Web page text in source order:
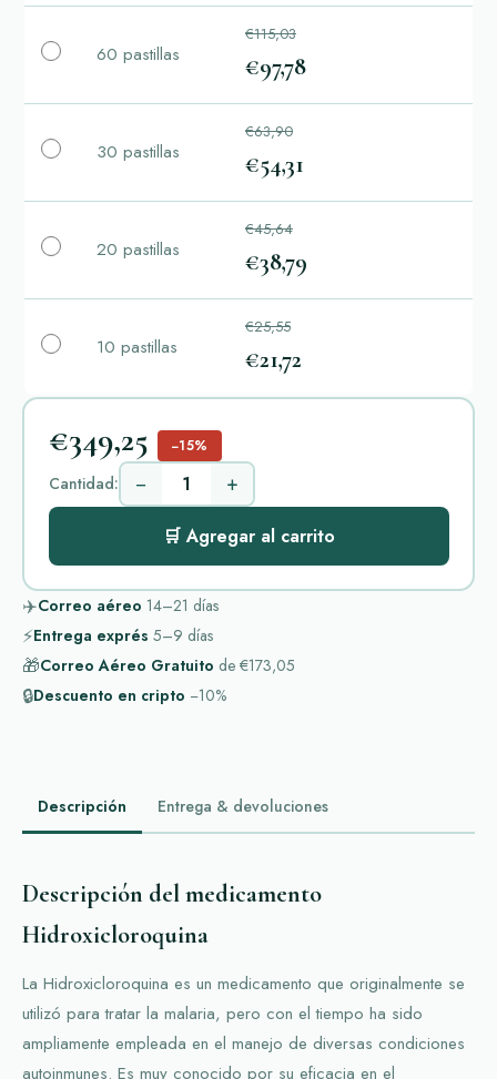
60 pastillas
€115,03
€97,78
30 pastillas
€63,90
€54,31
20 pastillas
€45,64
€38,79
10 pastillas
€25,55
€21,72
€349,25 −15%
Cantidad: − +
🛒 Agregar al carrito
✈️Correo aéreo 14–21 días
⚡Entrega exprés 5–9 días
🎁Correo Aéreo Gratuito de €173,05
🔒Descuento en cripto −10%
Descripción Entrega & devoluciones
Descripción del medicamento
Hidroxicloroquina
La Hidroxicloroquina es un medicamento que originalmente se
utilizó para tratar la malaria, pero con el tiempo ha sido
ampliamente empleada en el manejo de diversas condiciones
autoinmunes. Es muy conocido por su eficacia en el